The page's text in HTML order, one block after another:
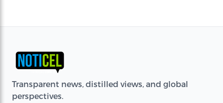
Transparent news, distilled views, and global
perspectives.